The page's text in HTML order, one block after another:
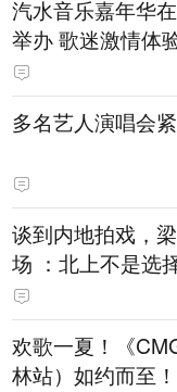
汽水音乐嘉年华
举办 歌迷激情体
多名艺人演唱会
谈到内地拍戏，
场 ：北上不是选
欢歌一夏！《
林站）如约而至！